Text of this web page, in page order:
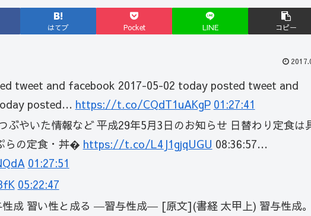
はてブ Pocket LINE コピー
tweet and facebook 2017-05-02 today posted tweet and
posted… https://t.co/CQdT1uAKgP 01:27:41
やいた情報など 平成29年5月3日のお知らせ 日替わり定食は
らの定食・丼� https://t.co/L4J1gjqUGU 08:36:57…
01:27:51
05:22:47
性成 習い性と成る ―習与性成― [原文](書経 太甲上) 習与性成。